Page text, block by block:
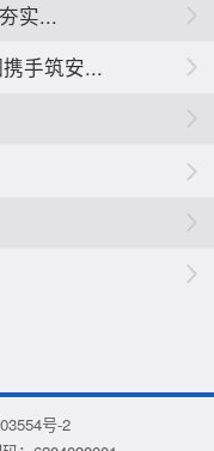
实...
手筑安...
号-2